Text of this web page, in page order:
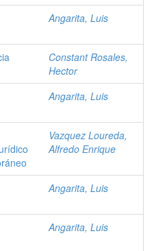
Angarita, Luis
Constant Rosales,
Hector
Angarita, Luis
Vazquez Loureda,
Alfredo Enrique
Angarita, Luis
Angarita, Luis